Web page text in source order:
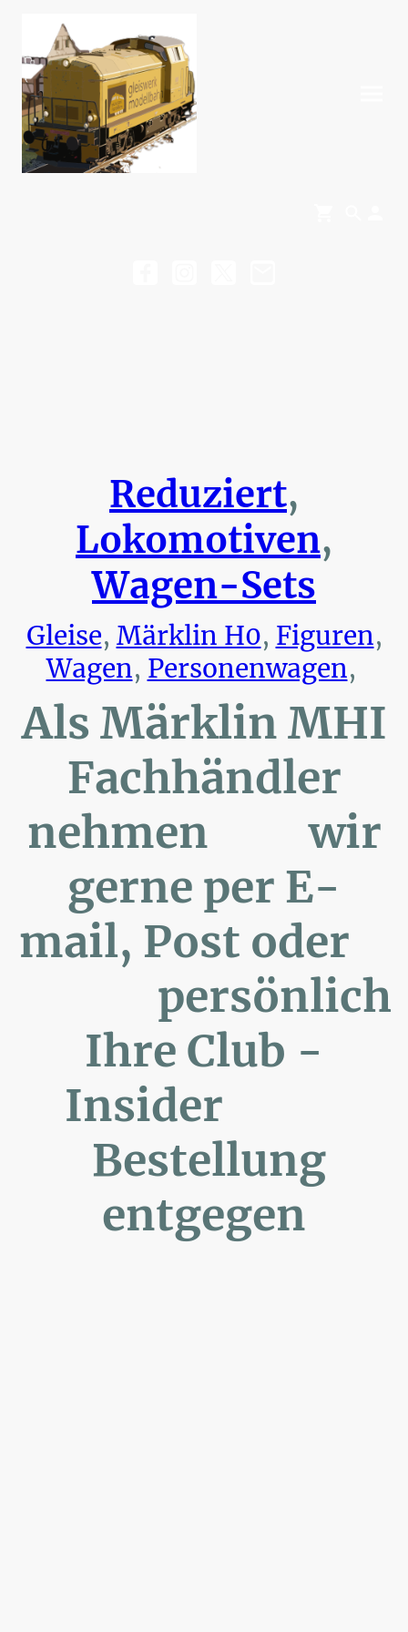
Reduziert,
Lokomotiven,
Wagen-Sets
Gleise, Märklin H0, Figuren,
Wagen, Personenwagen,
Als Märklin MHI
Fachhändler
nehmen wir
gerne per E-
mail, Post oder
persönlich
Ihre Club -
Insider
Bestellung
entgegen